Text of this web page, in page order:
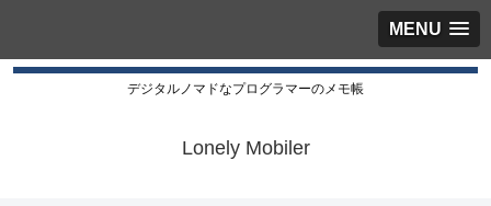
MENU
デジタルノマドなプログラマーのメモ帳
Lonely Mobiler